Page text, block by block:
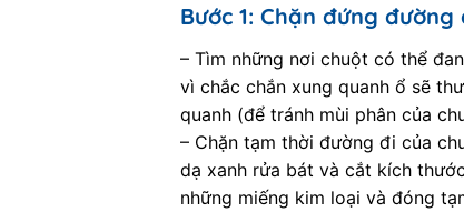
Bước 1: Chặn đứng
– Tìm những nơi chuột có thể
vì chắc chắn xung quanh ổ sẽ
quanh (để tránh mùi phân của
– Chặn tạm thời đường đi của
dạ xanh rửa bát và cắt kích
những miếng kim loại và đóng